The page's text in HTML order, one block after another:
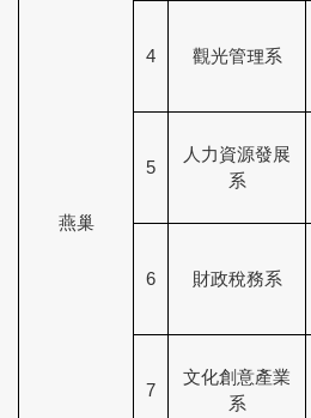
燕巢
4 觀光管理系
5
人力資源發展
系
6 財政稅務系
7
文化創意產業
系